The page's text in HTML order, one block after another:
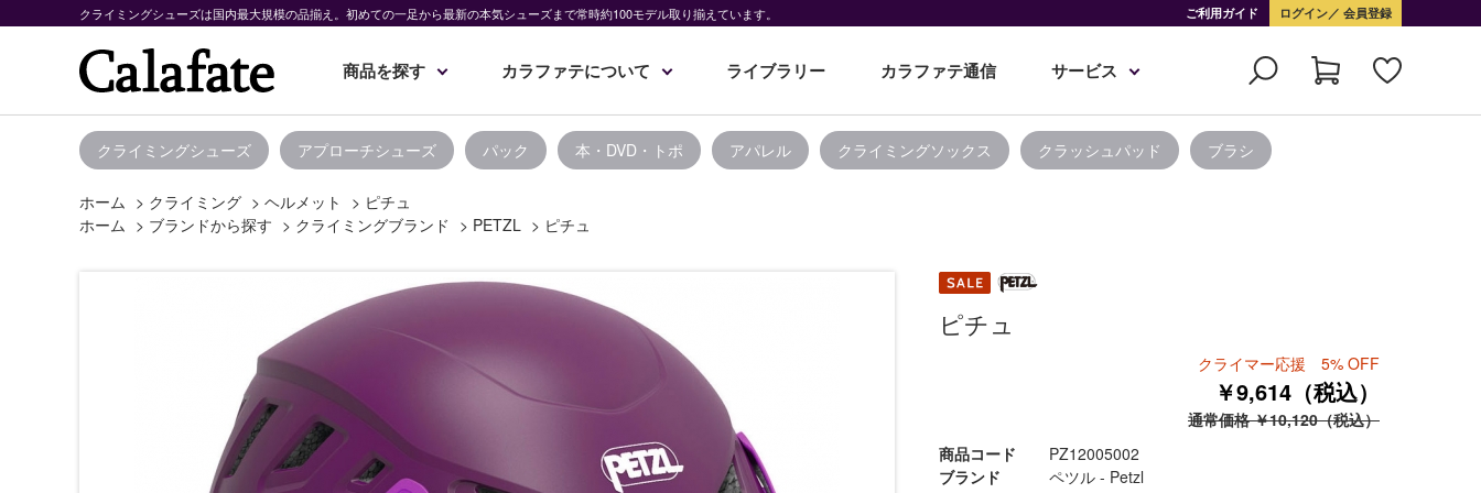
クライミングシューズは国内最大規模の品揃え。初めての一足から最新の本気シューズまで常時約100モデル取り揃えています。 ご利用ガイド ログイン 会員登録
商品を探す カラファテについて ライブラリー カラファテ通信 サービス
クライミングシューズ アプローチシューズ パック 本・DVD・トポ アパレル クライミングソックス クラッシュパッド ブラシ
ホーム > クライミング > ヘルメット > ピチュ
ホーム > ブランドから探す > クライミングブランド > PETZL > ピチュ
ピチュ
クライマー応援 5% OFF
￥9,614（税込）
通常価格 ￥10,120（税込）
商品コード
PZ12005002
ブランド
ペツル - Petzl